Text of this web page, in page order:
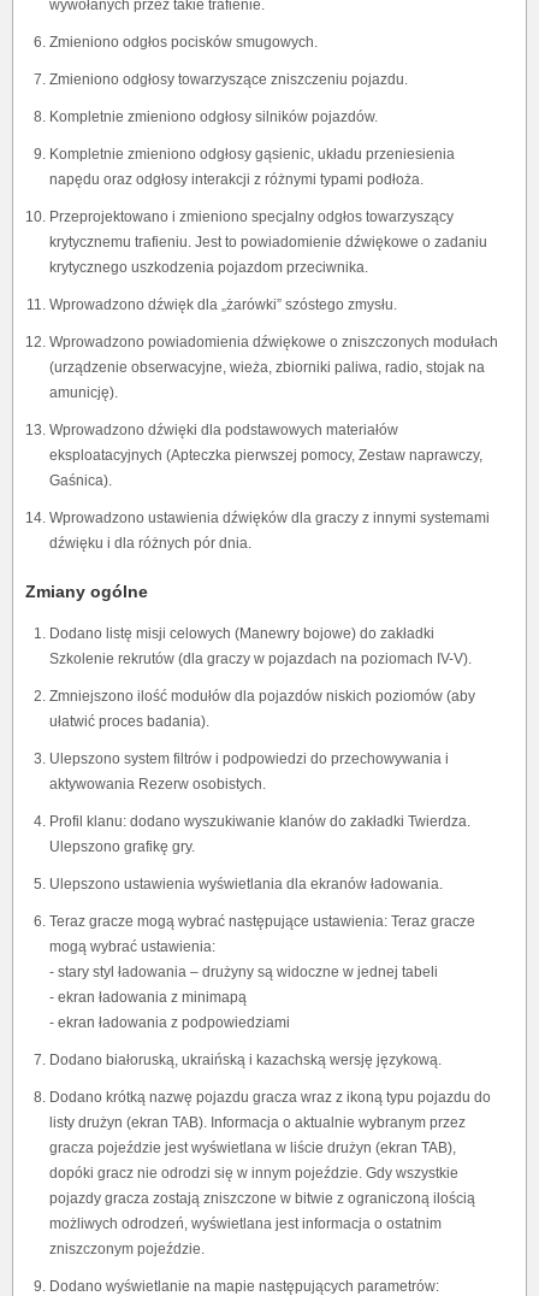
wywołanych przez takie trafienie.
Zmieniono odgłos pocisków smugowych.
Zmieniono odgłosy towarzyszące zniszczeniu pojazdu.
Kompletnie zmieniono odgłosy silników pojazdów.
Kompletnie zmieniono odgłosy gąsienic, układu przeniesienia
napędu oraz odgłosy interakcji z różnymi typami podłoża.
Przeprojektowano i zmieniono specjalny odgłos towarzyszący
krytycznemu trafieniu. Jest to powiadomienie dźwiękowe o zadaniu
krytycznego uszkodzenia pojazdom przeciwnika.
Wprowadzono dźwięk dla „żarówki” szóstego zmysłu.
Wprowadzono powiadomienia dźwiękowe o zniszczonych modułach
(urządzenie obserwacyjne, wieża, zbiorniki paliwa, radio, stojak na
amunicję).
Wprowadzono dźwięki dla podstawowych materiałów
eksploatacyjnych (Apteczka pierwszej pomocy, Zestaw naprawczy,
Gaśnica).
Wprowadzono ustawienia dźwięków dla graczy z innymi systemami
dźwięku i dla różnych pór dnia.
Zmiany ogólne
Dodano listę misji celowych (Manewry bojowe) do zakładki
Szkolenie rekrutów (dla graczy w pojazdach na poziomach IV-V).
Zmniejszono ilość modułów dla pojazdów niskich poziomów (aby
ułatwić proces badania).
Ulepszono system filtrów i podpowiedzi do przechowywania i
aktywowania Rezerw osobistych.
Profil klanu: dodano wyszukiwanie klanów do zakładki Twierdza.
Ulepszono grafikę gry.
Ulepszono ustawienia wyświetlania dla ekranów ładowania.
Teraz gracze mogą wybrać następujące ustawienia: Teraz gracze
mogą wybrać ustawienia:
- stary styl ładowania – drużyny są widoczne w jednej tabeli
- ekran ładowania z minimapą
- ekran ładowania z podpowiedziami
Dodano białoruską, ukraińską i kazachską wersję językową.
Dodano krótką nazwę pojazdu gracza wraz z ikoną typu pojazdu do
listy drużyn (ekran TAB). Informacja o aktualnie wybranym przez
gracza pojeździe jest wyświetlana w liście drużyn (ekran TAB),
dopóki gracz nie odrodzi się w innym pojeździe. Gdy wszystkie
pojazdy gracza zostają zniszczone w bitwie z ograniczoną ilością
możliwych odrodzeń, wyświetlana jest informacja o ostatnim
zniszczonym pojeździe.
Dodano wyświetlanie na mapie następujących parametrów: